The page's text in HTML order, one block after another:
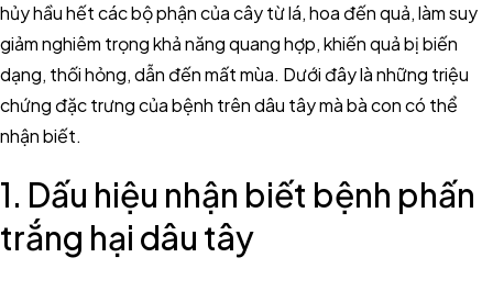
hủy hầu hết các bộ phận của cây từ lá, hoa đến quả, làm suy
giảm nghiêm trọng khả năng quang hợp, khiến quả bị biến
dạng, thối hỏng, dẫn đến mất mùa. Dưới đây là những triệu
chứng đặc trưng của bệnh trên dâu tây mà bà con có thể
nhận biết.
1. Dấu hiệu nhận biết bệnh phấn
trắng hại dâu tây